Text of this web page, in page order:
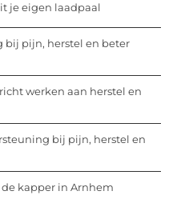
je eigen laadpaal
bij pijn, herstel en beter
werken aan herstel en
bij pijn, herstel en
kapper in Arnhem